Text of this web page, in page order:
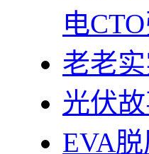
电
老老
光伏
EVA